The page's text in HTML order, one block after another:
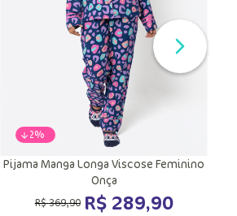
-22%
Pijama Manga Longa Viscose Feminino
Onça
R$369,90 R$ 289,90